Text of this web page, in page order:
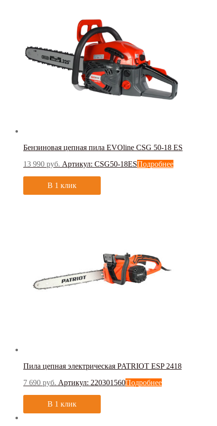
Бензиновая цепная пила EVOline CSG 50-18 ES
13 990 руб. Артикул: CSG50-18ESПодробнее
В 1 клик
Пила цепная электрическая PATRIOT ESP 2418
7 690 руб. Артикул: 220301560Подробнее
В 1 клик